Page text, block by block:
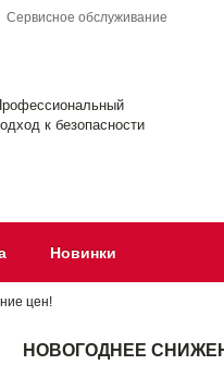
Сервисное обслуживание
к безопасности
Новинки
цен!
НОВОГОДНЕЕ